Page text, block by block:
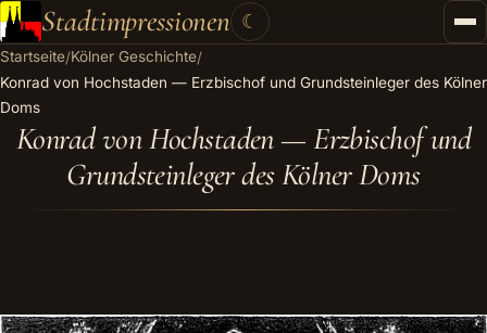
Stadtimpressionen
Startseite
Stadtführungen
Gutscheine
☾
Startseite/Kölner Geschichte/
Konrad von Hochstaden — Erzbischof und Grundsteinleger des Kölner
Doms
Konrad von Hochstaden — Erzbischof und
Grundsteinleger des Kölner Doms